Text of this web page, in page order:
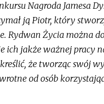
Nagroda Jamesa
ją Piotr, który
Rydwan Życia można
jakże ważnej pracy
że tworząc swój
od osób